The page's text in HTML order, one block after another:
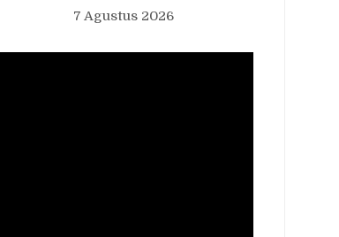
7 Agustus 2026